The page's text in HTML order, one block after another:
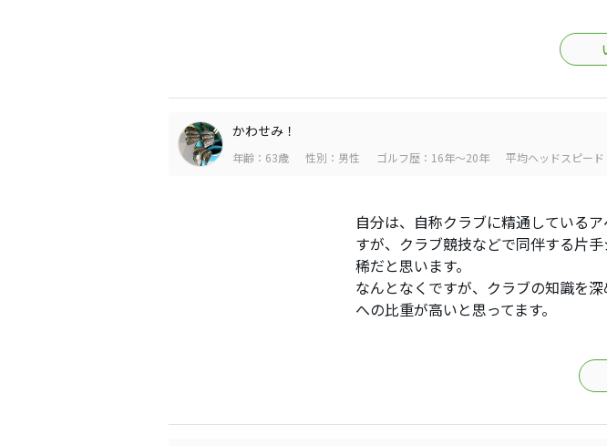
かわせみ！
年齢：63歳 性別：男性 ゴルフ歴：16年～20年 平均ヘッドスピー
自分は、自称クラブに精通している
すが、クラブ競技などで同伴する片
稀だと思います。
なんとなくですが、クラブの知識を
への比重が高いと思ってます。